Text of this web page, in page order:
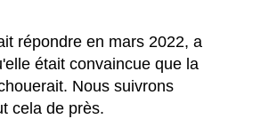
répondre en mars 2022, a
était convaincue que la
Nous suivrons
cela de près.